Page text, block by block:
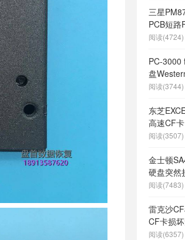
三星
PCB短路
成功
阅读(4724)
PC-3000
盘
RAM中的
阅读(3744)
东芝
高速CF
成功
阅读(3507)
金士顿
硬盘突然
S11无法
阅读(7483)
雷克沙
CF卡损
据恢复完
阅读(6357)